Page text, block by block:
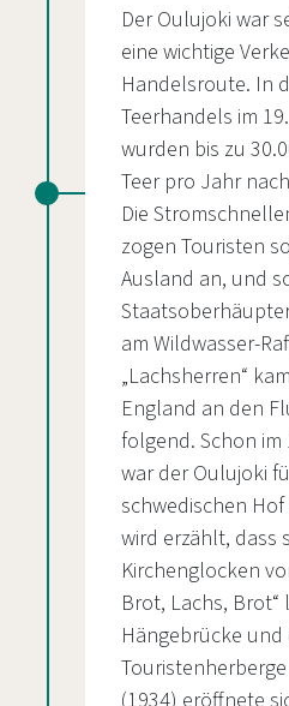
Der Oulujoki war
eine wichtige
Handelsroute. In
Teerhandels im
wurden bis zu
Teer pro Jahr
Die
zogen Touristen
Ausland an, und
am Wildwasser-
„Lachsherren“
England an den
folgend. Schon
war der Oulujoki
schwedischen
wird erzählt, dass
Kirchenglocken
Brot, Lachs,
Hängebrücke und